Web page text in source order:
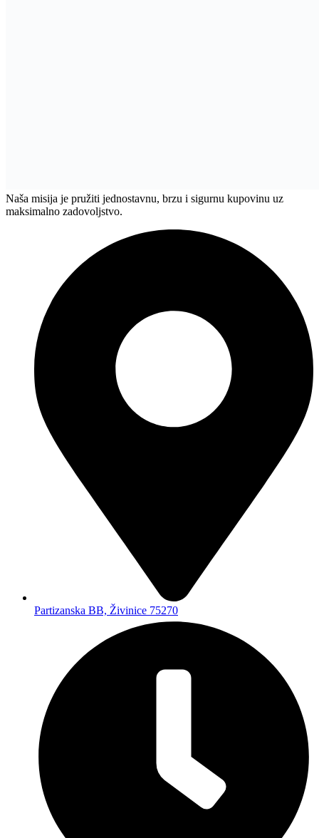
Naša misija je pružiti jednostavnu, brzu i sigurnu kupovinu uz
maksimalno zadovoljstvo.
Partizanska BB, Živinice 75270